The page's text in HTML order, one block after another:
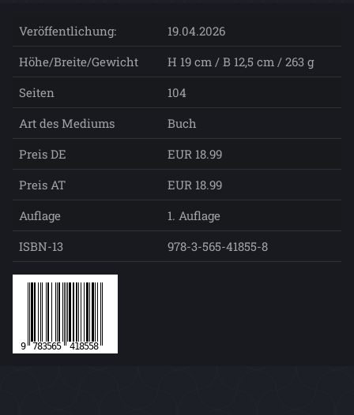
Veröffentlichung:
19.04.2026
Höhe/Breite/Gewicht
H 19 cm / B 12,5 cm / 263 g
Seiten
104
Art des Mediums
Buch
Preis DE
EUR 18.99
Preis AT
EUR 18.99
Auflage
1. Auflage
ISBN-13
978-3-565-41855-8